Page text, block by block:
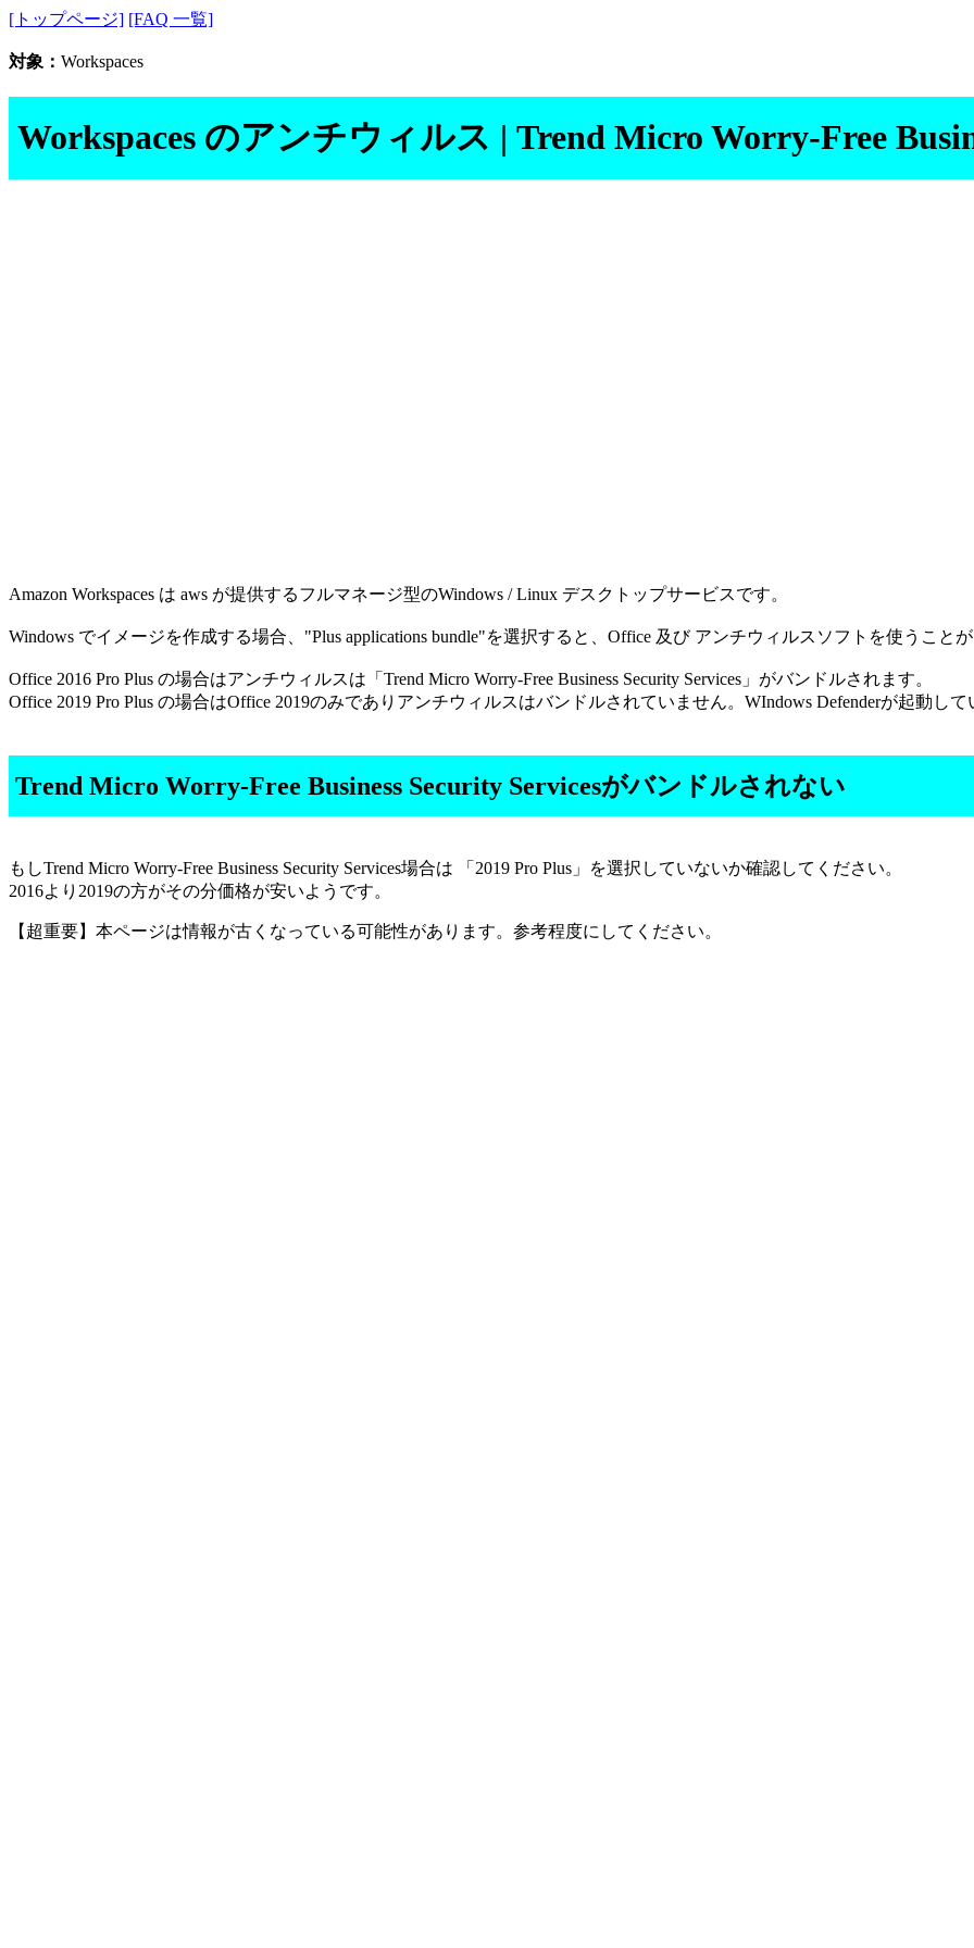
[トップページ] [FAQ 一覧]
対象： Workspaces
Workspaces のアンチウィルス | Trend Micro Worry-Free
Amazon Workspaces は aws が提供するフルマネージ型のWindows / Linux デスクトップサービスです。
Windows でイメージを作成する場合、"Plus applications bundle"を選択すると、Office 及び アンチウィルスソフトを使うことが
Office 2016 Pro Plus の場合はアンチウィルスは「Trend Micro Worry-Free Business Security Services」がバンドルされます。
Office 2019 Pro Plus の場合はOffice 2019のみでありアンチウィルスはバンドルされていません。WIndows Defenderが起動して
Trend Micro Worry-Free Business Security Servicesがバンドルされない
もしTrend Micro Worry-Free Business Security Services場合は 「2019 Pro Plus」を選択していないか確認してください。
2016より2019の方がその分価格が安いようです。
【超重要】本ページは情報が古くなっている可能性があります。参考程度にしてください。